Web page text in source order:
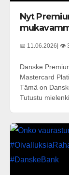
Nyt
📅 11.06.2026 | 👁️
Danske
Mastercard
Tämä on
Tutustu